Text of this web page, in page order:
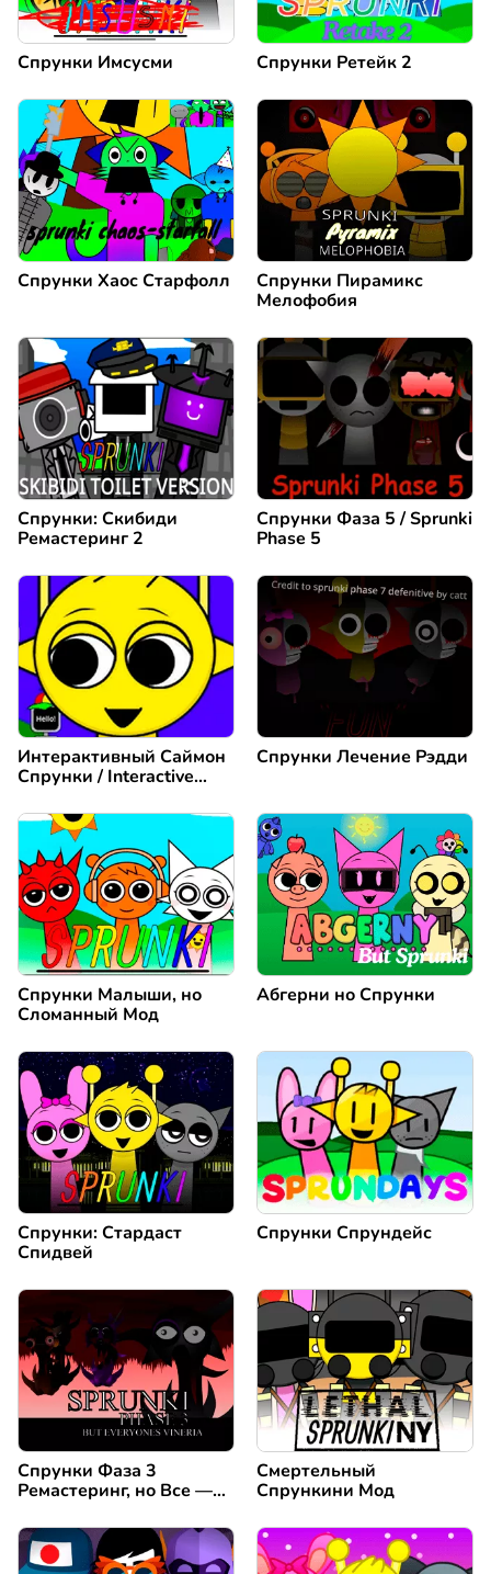
Спрунки Имсусми Спрунки Ретейк 2
Спрунки Хаос Старфолл
Спрунки Пирамикс
Мелофобия
Спрунки: Скибиди
Ремастеринг 2
Спрунки Фаза 5 / Sprunki
Phase 5
Интерактивный Саймон
Спрунки / Interactive
Спрунки Лечение Рэдди
Спрунки Малыши, но
Сломанный Мод
Абгерни но Спрунки
Спрунки: Стардаст
Спидвей
Спрунки Спрундейс
Спрунки Фаза 3
Ремастеринг, но Все —
Смертельный
Спрункини Мод